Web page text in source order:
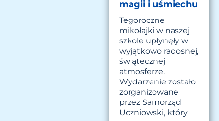
magii i uśmiechu
Tegoroczne
mikołajki w naszej
szkole upłynęły w
wyjątkowo radosnej,
świątecznej
atmosferze.
Wydarzenie zostało
zorganizowane
przez Samorząd
Uczniowski, który